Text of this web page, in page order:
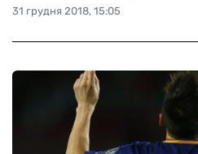
31 грудня 2018, 15:05